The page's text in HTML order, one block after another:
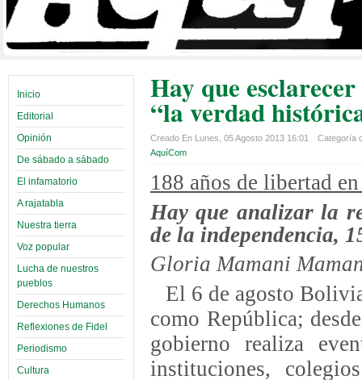
Inicio
Editorial
Opinión
De sábado a sábado
El infamatorio
A rajatabla
Nuestra tierra
Voz popular
Lucha de nuestros
pueblos
Derechos Humanos
Reflexiones de Fidel
Periodismo
Cultura
Hay que
“la verdad
Creado En Lunes, 05 Agosto 2013 16:01
Categoría
AquíCom
188 años de libertad
Hay que analizar la
de la independencia,
Gloria Mamani
El 6 de agosto
como República;
gobierno realiza
instituciones,